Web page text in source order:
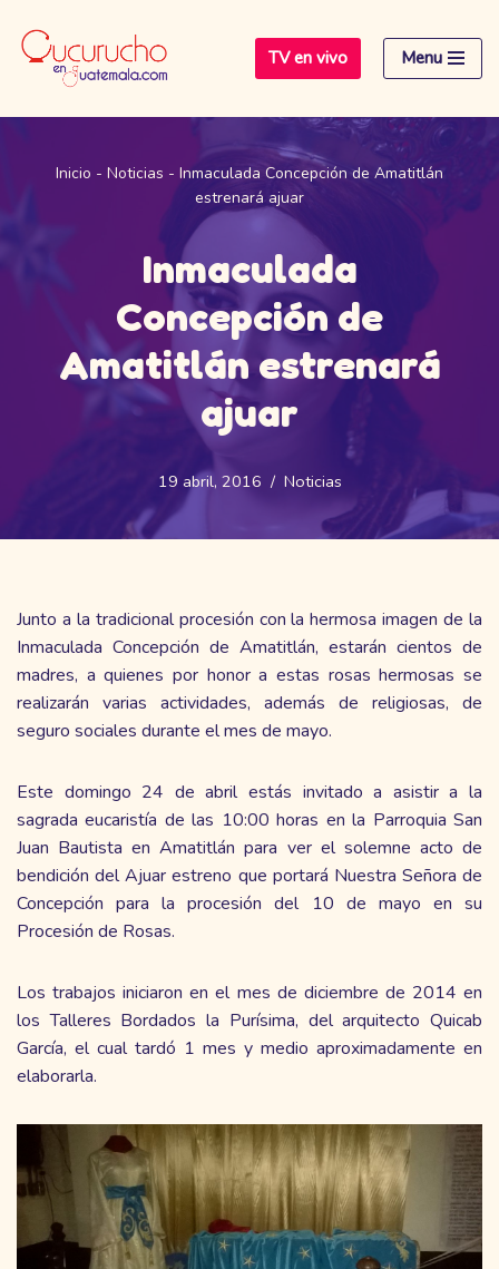
Saltar
contenido
TV en vivo Menu
Inicio - Noticias - Inmaculada Concepción de Amatitlán
estrenará ajuar
Inmaculada
Concepción de
Amatitlán estrenará
ajuar
19 abril, 2016 Noticias
Junto a la tradicional procesión con la hermosa imagen de la
Inmaculada Concepción de Amatitlán, estarán cientos de
madres, a quienes por honor a estas rosas hermosas se
realizarán varias actividades, además de religiosas, de
seguro sociales durante el mes de mayo.
Este domingo 24 de abril estás invitado a asistir a la
sagrada eucaristía de las 10:00 horas en la Parroquia San
Juan Bautista en Amatitlán para ver el solemne acto de
bendición del Ajuar estreno que portará Nuestra Señora de
Concepción para la procesión del 10 de mayo en su
Procesión de Rosas.
Los trabajos iniciaron en el mes de diciembre de 2014 en
los Talleres Bordados la Purísima, del arquitecto Quicab
García, el cual tardó 1 mes y medio aproximadamente en
elaborarla.